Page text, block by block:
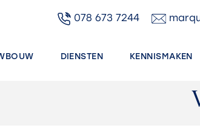
078 673 7244
DIENSTEN KENNISMAKEN